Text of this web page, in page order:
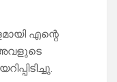
എന്റെ